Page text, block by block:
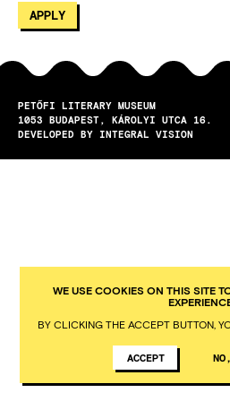
PETŐFI LITERARY MUSEUM
1053
BUDAPEST
KÁROLYI UTCA 16.
DEVELOPED BY INTEGRAL VISION
WE USE COOKIES ON THIS SITE
BY CLICKING THE ACCEPT BUTTON,
ACCEPT